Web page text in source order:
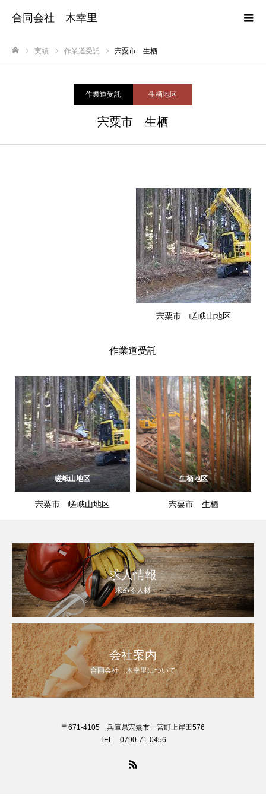
合同会社 木幸里
実績 作業道受託 宍粟市 生栖
作業道受託 生栖地区
宍粟市 生栖
宍粟市 嵯峨山地区
作業道受託
嵯峨山地区
宍粟市 嵯峨山地区
生栖地区
宍粟市 生栖
求人情報
求める人材
会社案内
合同会社 木幸里について
〒671-4105 兵庫県宍粟市一宮町上岸田576
TEL 0790-71-0456